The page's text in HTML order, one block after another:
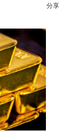
分享